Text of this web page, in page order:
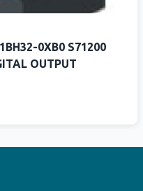
0XB0 S71200
OUTPUT